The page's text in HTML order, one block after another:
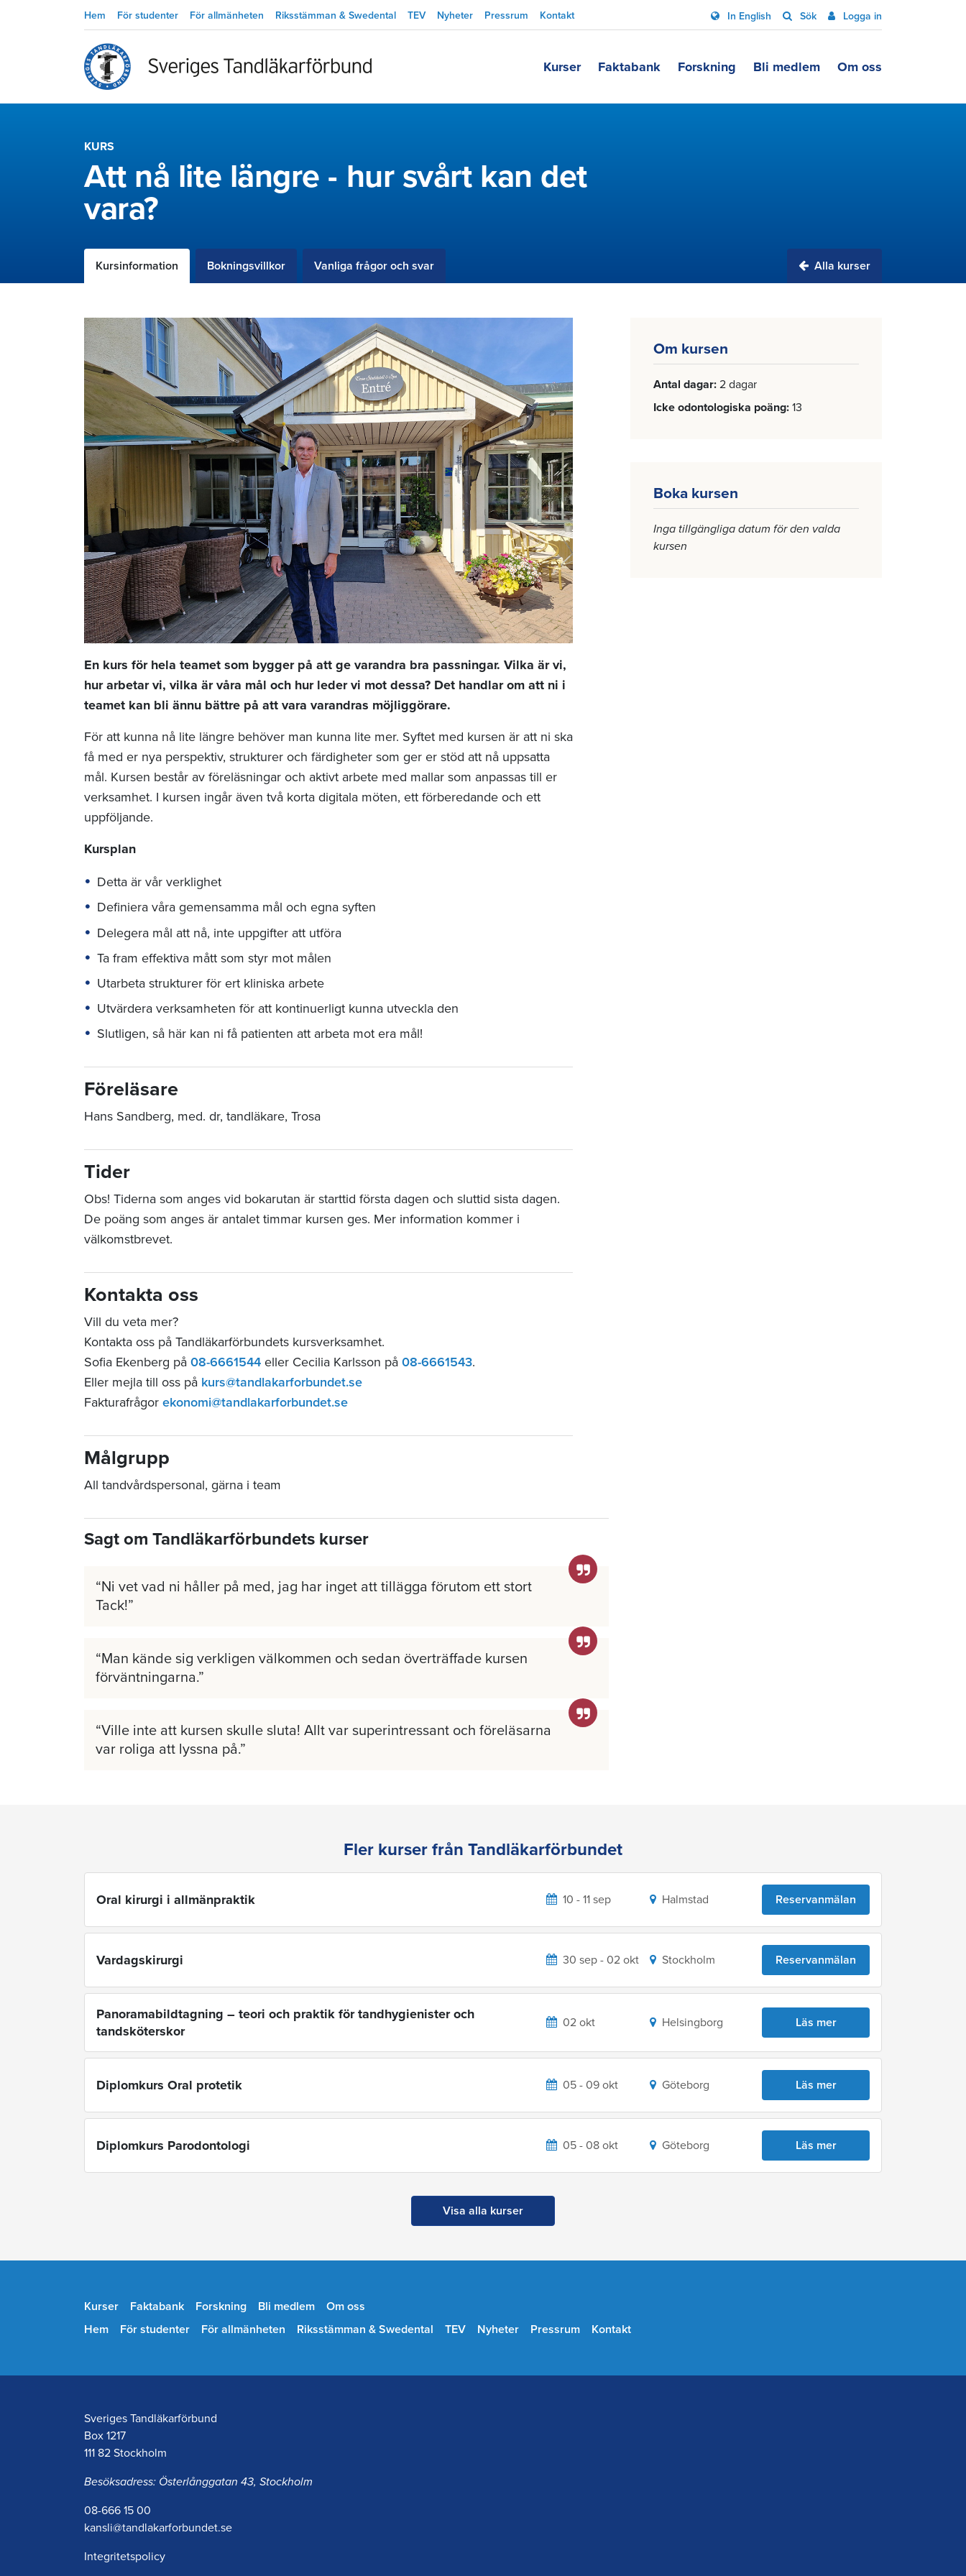
Hem För studenter För allmänheten Riksstämman & Swedental TEV Nyheter Pressrum Kontakt In English Sök Logga in
Kurser Faktabank Forskning Bli medlem Om oss
KURS
Att nå lite längre - hur svårt kan det
vara?
Kursinformation Bokningsvillkor Vanliga frågor och svar Alla kurser
Om kursen
Antal dagar 2 dagar
Icke odontologiska poäng 13
Boka kursen
Inga tillgängliga datum för den valda
kursen
En kurs för hela teamet som bygger på att ge varandra bra passningar. Vilka är vi,
hur arbetar vi, vilka är våra mål och hur leder vi mot dessa? Det handlar om att ni i
teamet kan bli ännu bättre på att vara varandras möjliggörare.
För att kunna nå lite längre behöver man kunna lite mer. Syftet med kursen är att ni ska
få med er nya perspektiv, strukturer och färdigheter som ger er stöd att nå uppsatta
mål. Kursen består av föreläsningar och aktivt arbete med mallar som anpassas till er
verksamhet. I kursen ingår även två korta digitala möten, ett förberedande och ett
uppföljande.
Kursplan
Detta är vår verklighet
Definiera våra gemensamma mål och egna syften
Delegera mål att nå, inte uppgifter att utföra
Ta fram effektiva mått som styr mot målen
Utarbeta strukturer för ert kliniska arbete
Utvärdera verksamheten för att kontinuerligt kunna utveckla den
Slutligen, så här kan ni få patienten att arbeta mot era mål!
Föreläsare
Hans Sandberg, med. dr, tandläkare, Trosa
Tider
Obs! Tiderna som anges vid bokarutan är starttid första dagen och sluttid sista dagen.
De poäng som anges är antalet timmar kursen ges. Mer information kommer i
välkomstbrevet.
Kontakta oss
Vill du veta mer?
Kontakta oss på Tandläkarförbundets kursverksamhet.
Sofia Ekenberg på 08-6661544 eller Cecilia Karlsson på 08-6661543.
Eller mejla till oss på kurs@tandlakarforbundet.se
Fakturafrågor ekonomi@tandlakarforbundet.se
Målgrupp
All tandvårdspersonal, gärna i team
Sagt om Tandläkarförbundets kurser
Ni vet vad ni håller på med, jag har inget att tillägga förutom ett stort
Tack!
Man kände sig verkligen välkommen och sedan överträffade kursen
förväntningarna.
Ville inte att kursen skulle sluta! Allt var superintressant och föreläsarna
var roliga att lyssna på.
Fler kurser från Tandläkarförbundet
Oral kirurgi i allmänpraktik 10 - 11 sep Halmstad Reservanmälan
Vardagskirurgi 30 sep - 02 okt Stockholm Reservanmälan
Panoramabildtagning – teori och praktik för tandhygienister och
tandsköterskor
02 okt Helsingborg Läs mer
Diplomkurs Oral protetik 05 - 09 okt Göteborg Läs mer
Diplomkurs Parodontologi 05 - 08 okt Göteborg Läs mer
Visa alla kurser
Kurser Faktabank Forskning Bli medlem
Om oss
Hem
För studenter För allmänheten Riksstämman & Swedental TEV Nyheter Pressrum Kontakt
Sveriges Tandläkarförbund
Box 1217
111 82 Stockholm
Besöksadress: Österlånggatan 43, Stockholm
08-666 15 00
kansli@tandlakarforbundet.se
Integritetspolicy